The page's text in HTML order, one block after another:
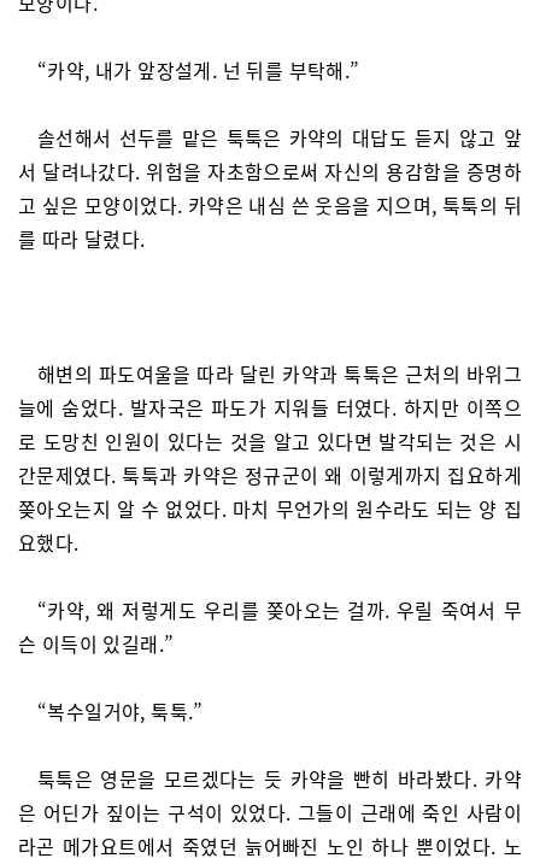
“카약, 내가 앞장설게. 넌 뒤를 부탁해.”
솔선해서 선두를 맡은 툭툭은 카약의 대답도 듣지 않고 앞
서 달려나갔다. 위험을 자초함으로써 자신의 용감함을 증명하
고 싶은 모양이었다. 카약은 내심 쓴 웃음을 지으며, 툭툭의 뒤
를 따라 달렸다.
해변의 파도여울을 따라 달린 카약과 툭툭은 근처의 바위그
늘에 숨었다. 발자국은 파도가 지워들 터였다. 하지만 이쪽으
로 도망친 인원이 있다는 것을 알고 있다면 발각되는 것은 시
간문제였다. 툭툭과 카약은 정규군이 왜 이렇게까지 집요하게
쫒아오는지 알 수 없었다. 마치 무언가의 원수라도 되는 양 집
요했다.
“카약, 왜 저렇게도 우리를 쫒아오는 걸까. 우릴 죽여서 무
슨 이득이 있길래.”
“복수일거야, 툭툭.”
툭툭은 영문을 모르겠다는 듯 카약을 빤히 바라봤다. 카약
은 어딘가 짚이는 구석이 있었다. 그들이 근래에 죽인 사람이
라곤 메가요트에서 죽였던 늙어빠진 노인 하나 뿐이었다. 노